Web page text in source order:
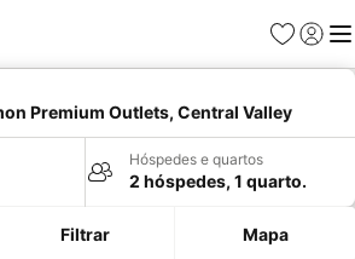
Favoritos
Iniciar
Premium Outlets, Central Valley
Hóspedes e quartos
2 hóspedes, 1 quarto.
Filtrar Mapa